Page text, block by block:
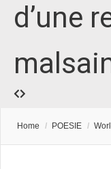
d’une
Home / POESIE /